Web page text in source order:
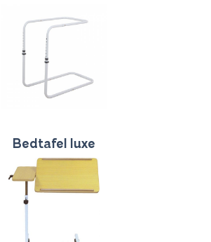
Bedtafel luxe